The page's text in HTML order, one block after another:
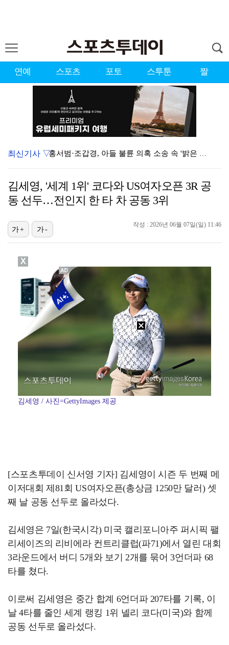
연예 스포츠 포토 스투툰 짤
홍서범·조갑경, 아들 불륜 의혹 소송 속 '밝은 근황'…
'리틀 김연경' 손서연 28점 폭발…U17 여자배구, …
[ST포토] 박현경, 힘찬 세컨샷
[ST포토] 고지우, 신중한 퍼팅
[ST포토] 문정민, 자신감 가득
[ST포토] 문정민, 안정된 퍼팅
[ST포토] 문정민, 버디 성공
최신기사 ▽
김세영, '세계 1위' 코다와 US여자오픈 3R 공
동 선두…전인지 한 타 차 공동 3위
작성 : 2026년 06월 07일(일) 11:46
가+ 가-
김세영 / 사진=GettyImages 제공
[스포츠투데이 신서영 기자] 김세영이 시즌 두 번째 메
이저대회 제81회 US여자오픈(총상금 1250만 달러) 셋
째 날 공동 선두로 올라섰다.
김세영은 7일(한국시각) 미국 캘리포니아주 퍼시픽 팰
리세이즈의 리비에라 컨트리클럽(파71)에서 열린 대회
3라운드에서 버디 5개와 보기 2개를 묶어 3언더파 68
타를 쳤다.
이로써 김세영은 중간 합계 6언더파 207타를 기록, 이
날 4타를 줄인 세계 랭킹 1위 넬리 코다(미국)와 함께
공동 선두로 올라섰다.
X